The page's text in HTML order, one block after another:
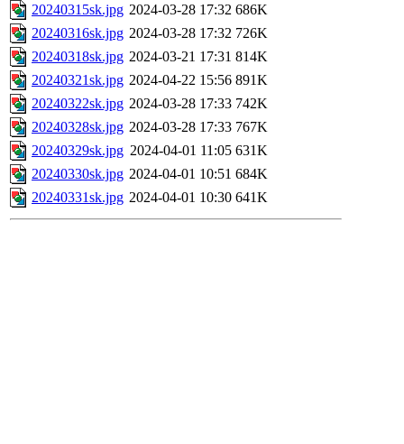
20240315sk.jpg 2024-03-28 17:32 686K
20240316sk.jpg 2024-03-28 17:32 726K
20240318sk.jpg 2024-03-21 17:31 814K
20240321sk.jpg 2024-04-22 15:56 891K
20240322sk.jpg 2024-03-28 17:33 742K
20240328sk.jpg 2024-03-28 17:33 767K
20240329sk.jpg 2024-04-01 11:05 631K
20240330sk.jpg 2024-04-01 10:51 684K
20240331sk.jpg 2024-04-01 10:30 641K